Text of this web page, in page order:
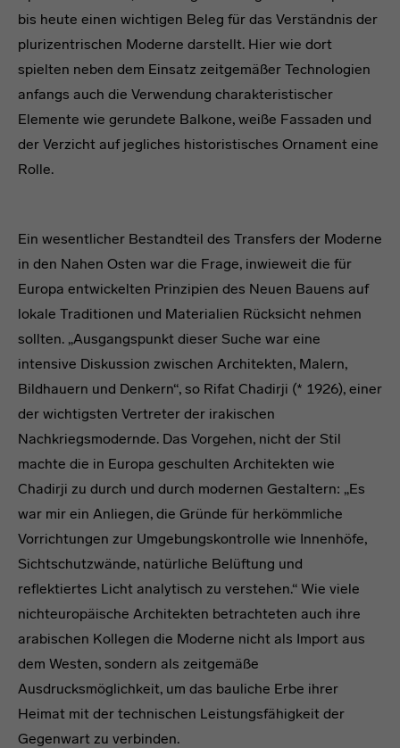
bis heute einen wichtigen Beleg für das Verständnis der
plurizentrischen Moderne darstellt. Hier wie dort
spielten neben dem Einsatz zeitgemäßer Technologien
anfangs auch die Verwendung charakteristischer
Elemente wie gerundete Balkone, weiße Fassaden und
der Verzicht auf jegliches historistisches Ornament eine
Rolle.
Absatz 5
Ein wesentlicher Bestandteil des Transfers der Moderne
in den Nahen Osten war die Frage, inwieweit die für
Europa entwickelten Prinzipien des Neuen Bauens auf
lokale Traditionen und Materialien Rücksicht nehmen
sollten. „Ausgangspunkt dieser Suche war eine
intensive Diskussion zwischen Architekten, Malern,
Bildhauern und Denkern“, so Rifat Chadirji (* 1926), einer
der wichtigsten Vertreter der irakischen
Nachkriegsmodernde. Das Vorgehen, nicht der Stil
machte die in Europa geschulten Architekten wie
Chadirji zu durch und durch modernen Gestaltern: „Es
war mir ein Anliegen, die Gründe für herkömmliche
Vorrichtungen zur Umgebungskontrolle wie Innenhöfe,
Sichtschutzwände, natürliche Belüftung und
reflektiertes Licht analytisch zu verstehen.“ Wie viele
nichteuropäische Architekten betrachteten auch ihre
arabischen Kollegen die Moderne nicht als Import aus
dem Westen, sondern als zeitgemäße
Ausdrucksmöglichkeit, um das bauliche Erbe ihrer
Heimat mit der technischen Leistungsfähigkeit der
Gegenwart zu verbinden.